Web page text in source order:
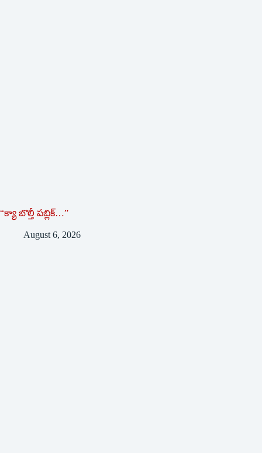
“క్యా బొల్తీ పబ్లిక్…”
August 6, 2026